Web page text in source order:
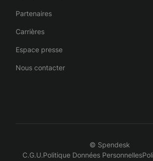
Partenaires
Carrières
Espace presse
Nous contacter
© Spendesk
C.G.U.Politique Données Personnelles